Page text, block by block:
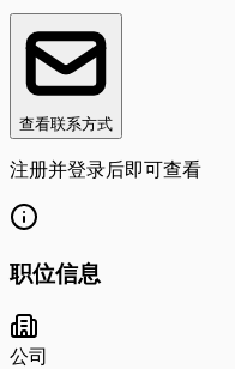
查看联系方式
注册并登录后即可查看
职位信息
公司